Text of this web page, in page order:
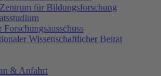
für Bildungsforschung
Forschungsausschuss
Wissenschaftlicher Beirat
& Anfahrt